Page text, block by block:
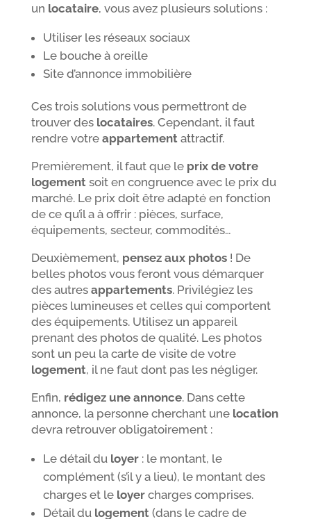
un locataire, vous avez plusieurs solutions :
Utiliser les réseaux sociaux
Le bouche à oreille
Site d’annonce immobilière
Ces trois solutions vous permettront de
trouver des locataires. Cependant, il faut
rendre votre appartement attractif.
Premièrement, il faut que le prix de votre
logement soit en congruence avec le prix du
marché. Le prix doit être adapté en fonction
de ce qu’il a à offrir : pièces, surface,
équipements, secteur, commodités…
Deuxièmement, pensez aux photos! De
belles photos vous feront vous démarquer
des autres appartements. Privilégiez les
pièces lumineuses et celles qui comportent
des équipements. Utilisez un appareil
prenant des photos de qualité. Les photos
sont un peu la carte de visite de votre
logement, il ne faut dont pas les négliger.
Enfin, rédigez une annonce. Dans cette
annonce, la personne cherchant une location
devra retrouver obligatoirement :
Le détail du loyer : le montant, le
complément (s’il y a lieu), le montant des
charges et le loyer charges comprises.
Détail du logement (dans le cadre de